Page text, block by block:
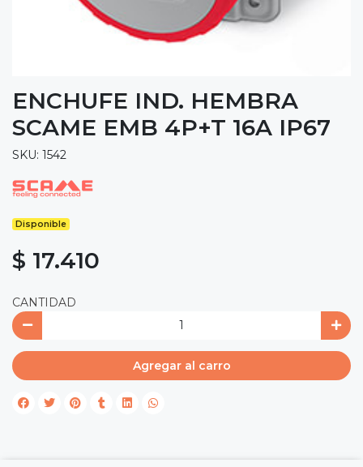
ENCHUFE IND. HEMBRA
SCAME EMB 4P+T 16A IP67
SKU: 1542
Disponible
$ 17.410
CANTIDAD
Agregar al carro